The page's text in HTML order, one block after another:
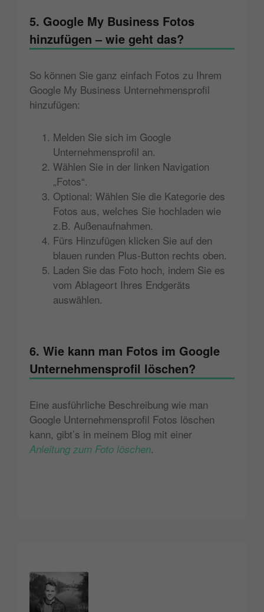
5. Google My Business Fotos
hinzufügen – wie geht das?
So können Sie ganz einfach Fotos zu Ihrem
Google My Business Unternehmensprofil
hinzufügen:
Melden Sie sich im Google
Unternehmensprofil an.
Wählen Sie in der linken Navigation
„Fotos“.
Optional: Wählen Sie die Kategorie des
Fotos aus, welches Sie hochladen wie
z.B. Außenaufnahmen.
Fürs Hinzufügen klicken Sie auf den
blauen runden Plus-Button rechts oben.
Laden Sie das Foto hoch, indem Sie es
vom Ablageort Ihres Endgeräts
auswählen.
6. Wie kann man Fotos im Google
Unternehmensprofil löschen?
Eine ausführliche Beschreibung wie man
Google Unternehmensprofil Fotos löschen
kann, gibt’s in meinem Blog mit einer
Anleitung zum Foto löschen.